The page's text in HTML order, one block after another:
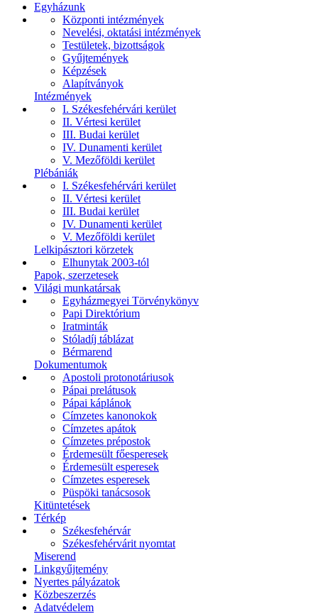
Egyházunk
Központi intézmények
Nevelési, oktatási intézmények
Testületek, bizottságok
Gyűjtemények
Képzések
Alapítványok
Intézmények
I. Székesfehérvári kerület
II. Vértesi kerület
III. Budai kerület
IV. Dunamenti kerület
V. Mezőföldi kerület
Plébániák
I. Székesfehérvári kerület
II. Vértesi kerület
III. Budai kerület
IV. Dunamenti kerület
V. Mezőföldi kerület
Lelkipásztori körzetek
Elhunytak 2003-tól
Papok, szerzetesek
Világi munkatársak
Egyházmegyei Törvénykönyv
Papi Direktórium
Iratminták
Stóladíj táblázat
Bérmarend
Dokumentumok
Apostoli protonotáriusok
Pápai prelátusok
Pápai káplánok
Címzetes kanonokok
Címzetes apátok
Címzetes prépostok
Érdemesült főesperesek
Érdemesült esperesek
Címzetes esperesek
Püspöki tanácsosok
Kitüntetések
Térkép
Székesfehérvár
Székesfehérvárit nyomtat
Miserend
Linkgyűjtemény
Nyertes pályázatok
Közbeszerzés
Adatvédelem